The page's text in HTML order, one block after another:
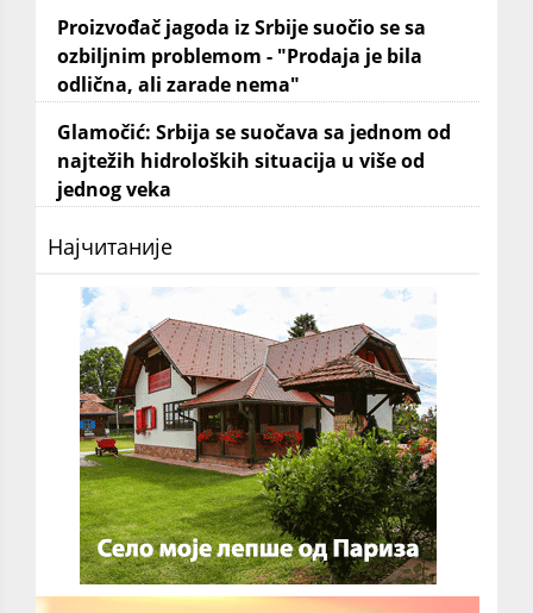
Proizvođač jagoda iz Srbije suočio se sa
ozbiljnim problemom - "Prodaja je bila
odlična, ali zarade nema"
Glamočić: Srbija se suočava sa jednom od
najtežih hidroloških situacija u više od
jednog veka
Најчитаније